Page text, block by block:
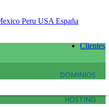
Peru USA España
Clientes
DOMINIOS
HOSTING